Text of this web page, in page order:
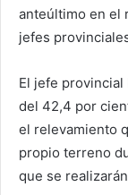
anteúltimo en el
jefes
El jefe
del 42,4 por
el relevamiento
propio terreno
que se